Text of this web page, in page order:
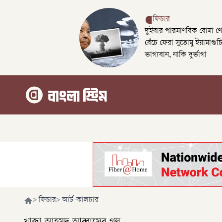
ফিচার
দুইবার পারমাণবিক বোমা
বেঁচে ফেরা সুতোমু
ভাগ্যবান, নাকি দুর্ভাগা
> ফিচার> আর্ট-কালচার